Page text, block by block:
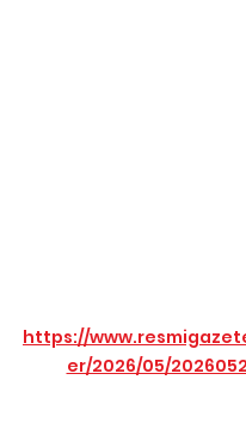
https://
er/2026/05/